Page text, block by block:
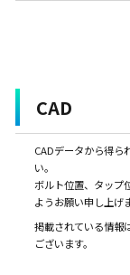
CAD
CADデータから得ら
い。
ボルト位置、タップ
ようお願い申し上げ
掲載されている情報
ございます。